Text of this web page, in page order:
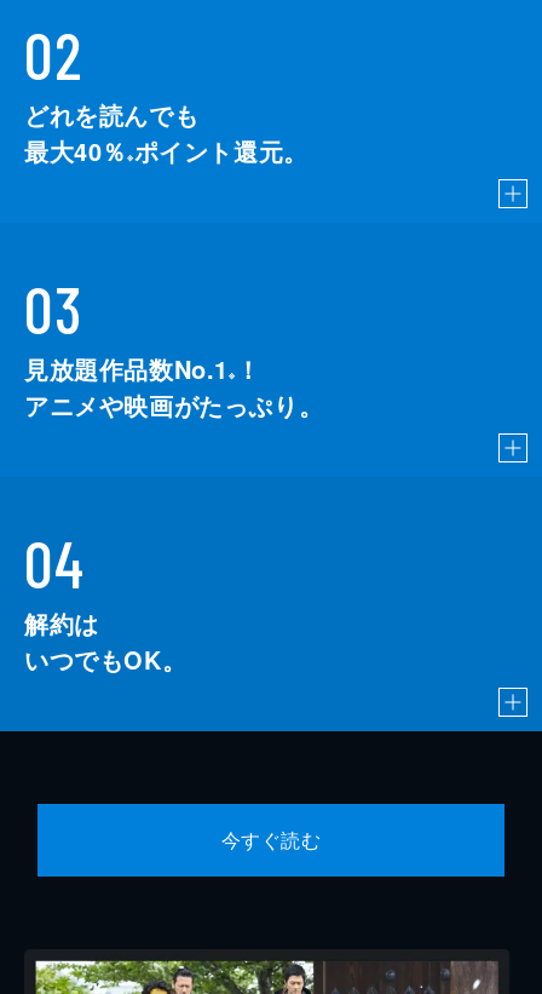
02
どれを読んでも
最大40％ ※ポイント還元。
03
見放題作品数No.1 ※
！
アニメや映画がたっぷり。
04
解約は
いつでもOK。
今すぐ読む